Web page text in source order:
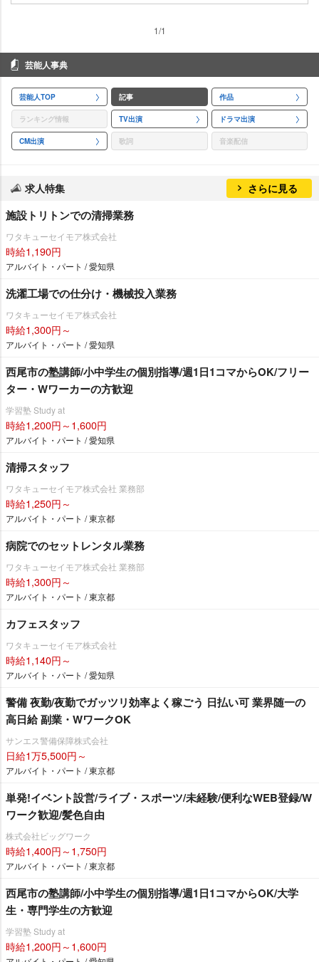
1/1
芸能人事典
芸能人TOP 記事 作品
ランキング情報 TV出演 ドラマ出演
CM出演 歌詞 音楽配信
求人特集 さらに見る
施設トリトンでの清掃業務
ワタキューセイモア株式会社
時給1,190円
アルバイト・パート / 愛知県
洗濯工場での仕分け・機械投入業務
ワタキューセイモア株式会社
時給1,300円～
アルバイト・パート / 愛知県
西尾市の塾講師/小中学生の個別指導/週1日1コマからOK/フリー
ター・Wワーカーの方歓迎
学習塾 Study at
時給1,200円～1,600円
アルバイト・パート / 愛知県
清掃スタッフ
ワタキューセイモア株式会社 業務部
時給1,250円～
アルバイト・パート / 東京都
病院でのセットレンタル業務
ワタキューセイモア株式会社 業務部
時給1,300円～
アルバイト・パート / 東京都
カフェスタッフ
ワタキューセイモア株式会社
時給1,140円～
アルバイト・パート / 愛知県
警備 夜勤/夜勤でガッツリ効率よく稼ごう 日払い可 業界随一の
高日給 副業・WワークOK
サンエス警備保障株式会社
日給1万5,500円～
アルバイト・パート / 東京都
単発!イベント設営/ライブ・スポーツ/未経験/便利なWEB登録/W
ワーク歓迎/髪色自由
株式会社ビッグワーク
時給1,400円～1,750円
アルバイト・パート / 東京都
西尾市の塾講師/小中学生の個別指導/週1日1コマからOK/大学
生・専門学生の方歓迎
学習塾 Study at
時給1,200円～1,600円